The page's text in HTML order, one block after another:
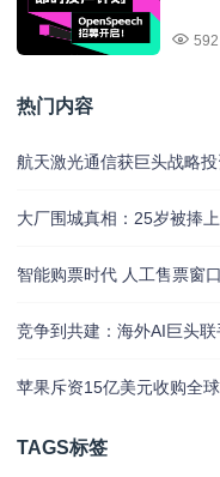
592
热门内容
航天激光通信获巨头战略
大厂围城真相：25岁被捧
智能购票时代 人工售票窗
竞争到共建：海外AI巨头联
苹果斥资15亿美元收购全
TAGS标签